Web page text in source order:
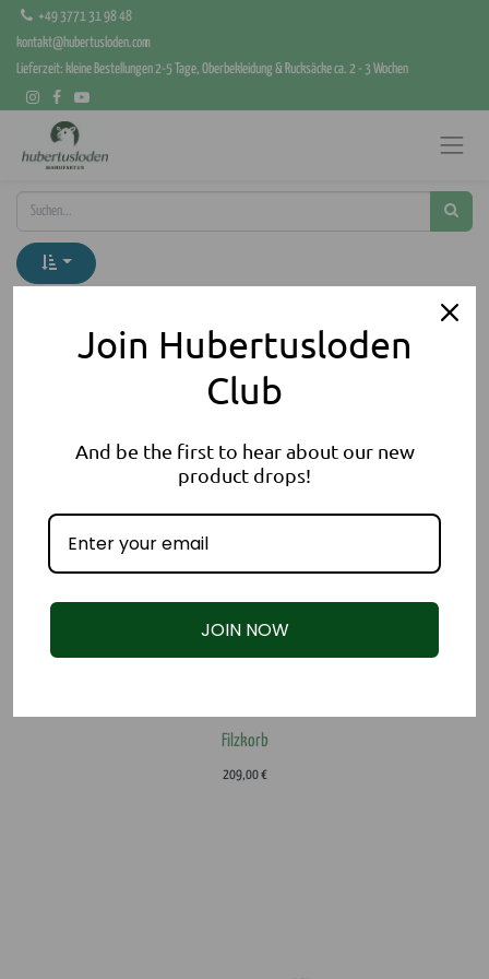
+49 3771 31 98 48
kontakt@hubertusloden.com
Lieferzeit: kleine Bestellungen 2-5 Tage, Oberbekleidung & Rucksäcke ca. 2 - 3 Wochen
Filzkorb
209,00€
Join Hubertusloden
Club
And be the first to hear about our new
product drops!
JOIN NOW